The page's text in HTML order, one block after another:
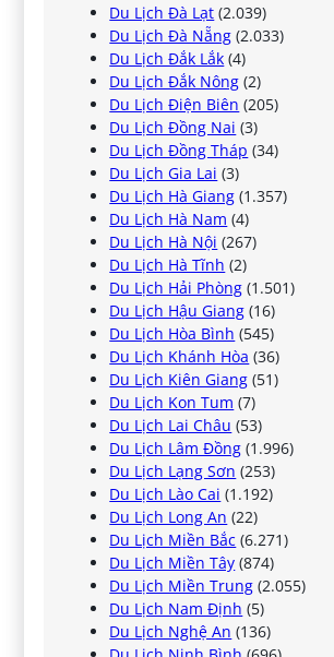
Du Lịch Đà Lạt (2.039)
Du Lịch Đà Nẵng (2.033)
Du Lịch Đắk Lắk (4)
Du Lịch Đắk Nông (2)
Du Lịch Điện Biên (205)
Du Lịch Đồng Nai (3)
Du Lịch Đồng Tháp (34)
Du Lịch Gia Lai (3)
Du Lịch Hà Giang (1.357)
Du Lịch Hà Nam (4)
Du Lịch Hà Nội (267)
Du Lịch Hà Tĩnh (2)
Du Lịch Hải Phòng (1.501)
Du Lịch Hậu Giang (16)
Du Lịch Hòa Bình (545)
Du Lịch Khánh Hòa (36)
Du Lịch Kiên Giang (51)
Du Lịch Kon Tum (7)
Du Lịch Lai Châu (53)
Du Lịch Lâm Đồng (1.996)
Du Lịch Lạng Sơn (253)
Du Lịch Lào Cai (1.192)
Du Lịch Long An (22)
Du Lịch Miền Bắc (6.271)
Du Lịch Miền Tây (874)
Du Lịch Miền Trung (2.055)
Du Lịch Nam Định (5)
Du Lịch Nghệ An (136)